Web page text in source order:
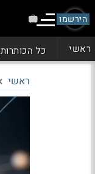
הירשמו
ראשי כל הכותרות
ראשי